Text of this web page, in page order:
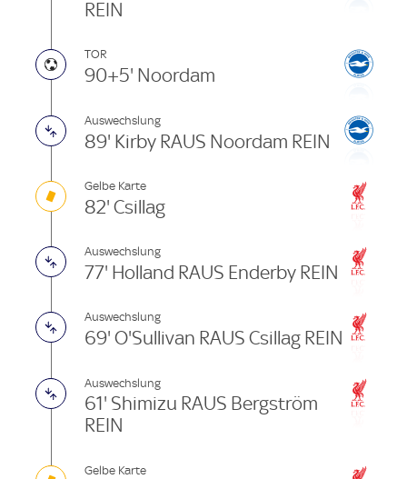
REIN
TOR
90+5' Noordam
Auswechslung
89' Kirby RAUS Noordam REIN
Gelbe Karte
82' Csillag
Auswechslung
77' Holland RAUS Enderby REIN
Auswechslung
69' O'Sullivan RAUS Csillag REIN
Auswechslung
61' Shimizu RAUS Bergström
REIN
Gelbe Karte